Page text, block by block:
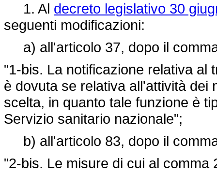
1. Al decreto legislativo 30
seguenti modificazioni:
a) all'articolo 37, dopo il
"1-bis. La notificazione relativa al
è dovuta se relativa all'attività dei
scelta, in quanto tale funzione è
Servizio sanitario nazionale";
b) all'articolo 83, dopo il
"2-bis. Le misure di cui al comma